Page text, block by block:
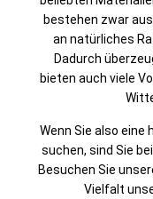
bestehen zwar
an natürliches
Dadurch
bieten auch viele
Wenn Sie also
suchen, sind Sie
Besuchen Sie
Vielfalt